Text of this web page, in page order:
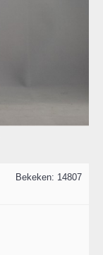
Bekeken: 14807